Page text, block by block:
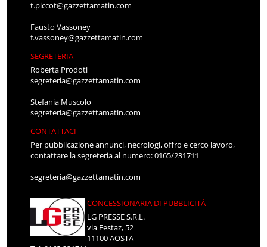
t.piccot@gazzettamatin.com
Fausto Vassoney
f.vassoney@gazzettamatin.com
SEGRETERIA
Roberta Prodoti
segreteria@gazzettamatin.com
Stefania Muscolo
segreteria@gazzettamatin.com
CONTATTACI
Per pubblicazione annunci, necrologi, offro e cerco lavoro,
contattare la segreteria al numero: 0165/231711
segreteria@gazzettamatin.com
CONCESSIONARIA DI PUBBLICITÀ
LG PRESSE S.R.L.
via Festaz, 52
11100 AOSTA